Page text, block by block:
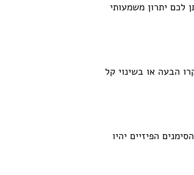
לכם יתרון משמעותי
הבעה או בשינוי קל
הפיזיים יהיו